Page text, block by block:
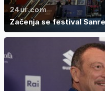
24ur.com
Začenja se festival